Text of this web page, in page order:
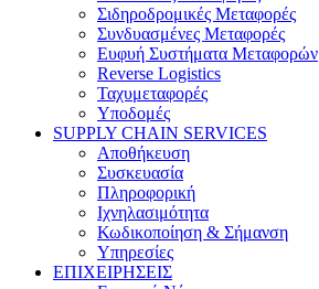
Σιδηροδρομικές Μεταφορές
Συνδυασμένες Μεταφορές
Ευφυή Συστήματα Μεταφορών
Reverse Logistics
Ταχυμεταφορές
Υποδομές
SUPPLY CHAIN SERVICES
Αποθήκευση
Συσκευασία
Πληροφορική
Ιχνηλασιμότητα
Κωδικοποίηση & Σήμανση
Υπηρεσίες
ΕΠΙΧΕΙΡΗΣΕΙΣ